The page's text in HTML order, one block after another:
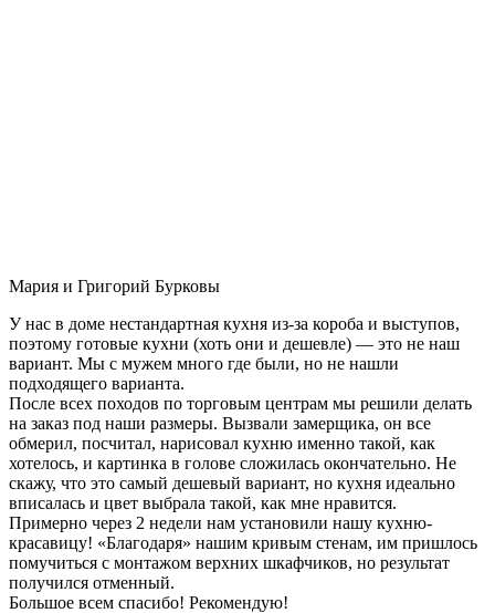
Мария и Григорий Бурковы
У нас в доме нестандартная кухня из-за короба и выступов,
поэтому готовые кухни (хоть они и дешевле) — это не наш
вариант. Мы с мужем много где были, но не нашли
подходящего варианта.
После всех походов по торговым центрам мы решили делать
на заказ под наши размеры. Вызвали замерщика, он все
обмерил, посчитал, нарисовал кухню именно такой, как
хотелось, и картинка в голове сложилась окончательно. Не
скажу, что это самый дешевый вариант, но кухня идеально
вписалась и цвет выбрала такой, как мне нравится.
Примерно через 2 недели нам установили нашу кухню-
красавицу! «Благодаря» нашим кривым стенам, им пришлось
помучиться с монтажом верхних шкафчиков, но результат
получился отменный.
Большое всем спасибо! Рекомендую!